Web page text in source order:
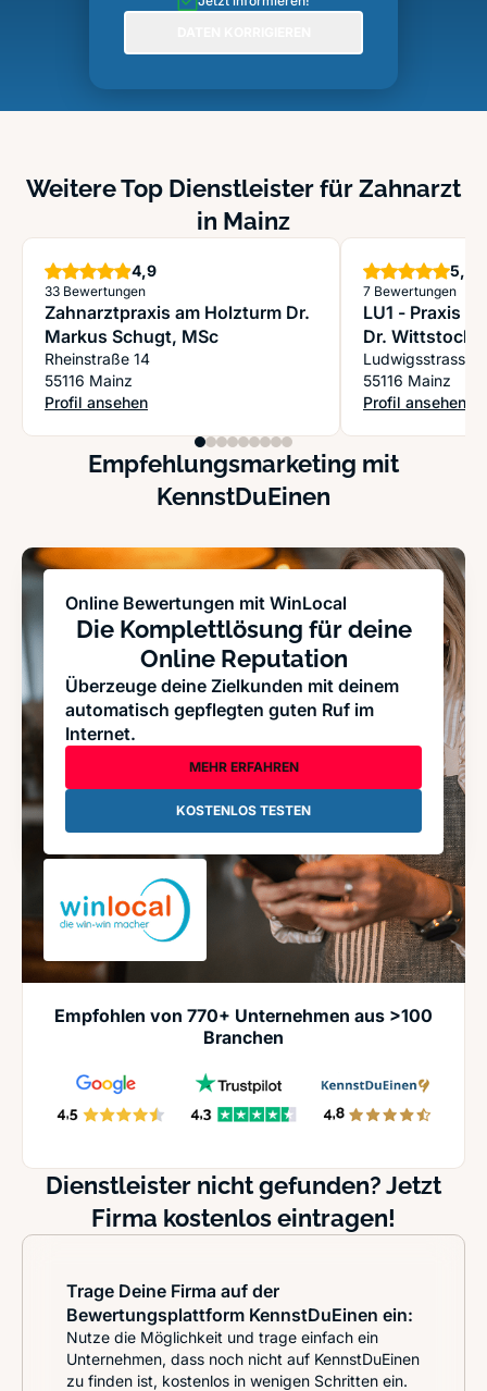
Weitere Top Dienstleister für Zahnarzt
in Mainz
4,9Sterne
33 Bewertungen
Zahnarztpraxis am Holzturm Dr.
Markus Schugt, MSc
Rheinstraße 14
55116 Mainz
Profil ansehen
: Zahnarztpraxis am Holzturm Dr. Markus Schugt, MSc
5,0
7 Bewertungen
LU1 - Praxis
Dr. Wittstock
Ludwigsstrasse
55116 Mainz
Profil ansehen
: LU1 - Praxis
Empfehlungsmarketing mit
KennstDuEinen
Online Bewertungen mit WinLocal
Die Komplettlösung für deine
Online Reputation
Überzeuge deine Zielkunden mit deinem
automatisch gepflegten guten Ruf im
Internet.
MEHR ERFAHREN
KOSTENLOS TESTEN
Empfohlen von 770+ Unternehmen aus >100
Branchen
Dienstleister nicht gefunden? Jetzt
Firma kostenlos eintragen!
Trage Deine Firma auf der
Bewertungsplattform KennstDuEinen ein:
Nutze die Möglichkeit und trage einfach ein
Unternehmen, dass noch nicht auf KennstDuEinen
zu finden ist, kostenlos in wenigen Schritten ein.